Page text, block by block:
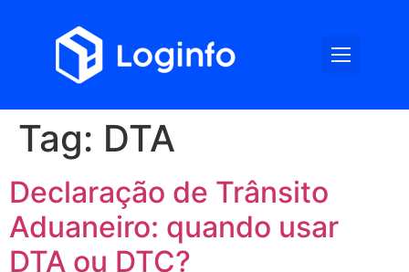
Tag: DTA
Declaração de Trânsito
Aduaneiro: quando usar
DTA ou DTC?